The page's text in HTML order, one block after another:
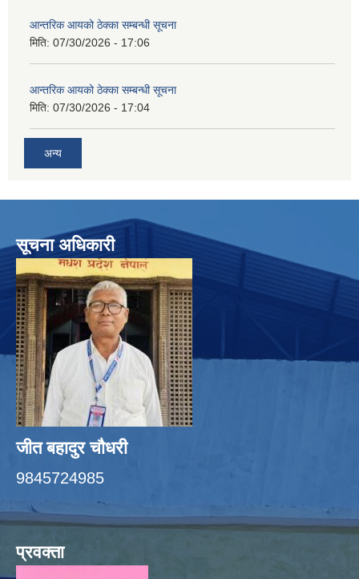
आन्तरिक आयको ठेक्का सम्बन्धी सूचना
मिति: 07/30/2026 - 17:06
आन्तरिक आयको ठेक्का सम्बन्धी सूचना
मिति: 07/30/2026 - 17:04
अन्य
सूचना अधिकारी
जीत बहादुर चाैधरी
9845724985
प्रवक्ता